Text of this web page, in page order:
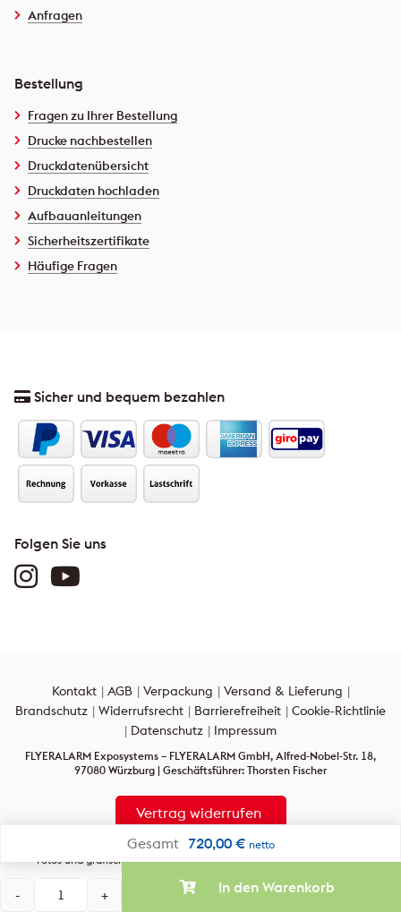
Gesamt 720,00 € netto
In den Warenkorb
Anfragen
Bestellung
Fragen zu Ihrer Bestellung
Drucke nachbestellen
Druckdatenübersicht
Druckdaten hochladen
Aufbauanleitungen
Sicherheitszertifikate
Häufige Fragen
Sicher und bequem bezahlen
Folgen Sie uns
Kontakt AGB Verpackung
Versand & Lieferung
Brandschutz
Widerrufsrecht Barrierefreiheit
Cookie-Richtlinie
Datenschutz
Impressum
FLYERALARM Exposystems – FLYERALARM GmbH, Alfred-Nobel-Str. 18,
97080 Würzburg | Geschäftsführer: Thorsten Fischer
Vertrag widerrufen
Alle Rechte vorbehalten: Alle auf dieser Internetpräsenz verwendeten Texte,
Fotos und grafischen Gestaltungen sind urheberrechtlich geschützt.